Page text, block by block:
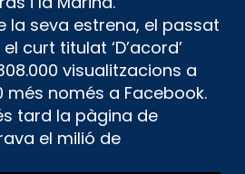
la seva estrena, el passat
curt titulat ‘D’acord’
visualitzacions a
més només a Facebook.
tard la pàgina de
el milió de